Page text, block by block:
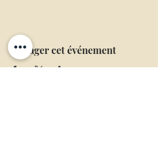
Partager cet événement